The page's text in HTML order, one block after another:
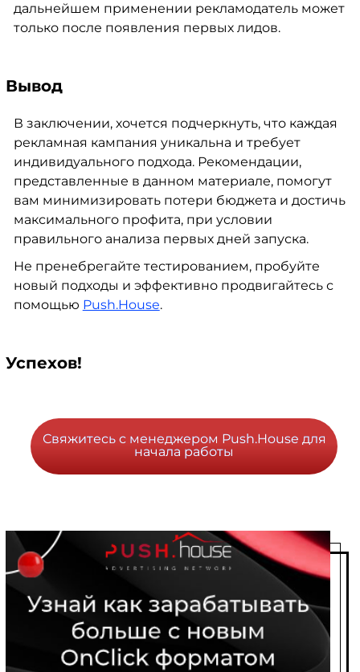
дальнейшем применении рекламодатель может
только после появления первых лидов.
Вывод
В заключении, хочется подчеркнуть, что каждая
рекламная кампания уникальна и требует
индивидуального подхода. Рекомендации,
представленные в данном материале, помогут
вам минимизировать потери бюджета и достичь
максимального профита, при условии
правильного анализа первых дней запуска.
Не пренебрегайте тестированием, пробуйте
новый подходы и эффективно продвигайтесь с
помощью Push.House.
Успехов!
Свяжитесь с менеджером Push.House для
начала работы